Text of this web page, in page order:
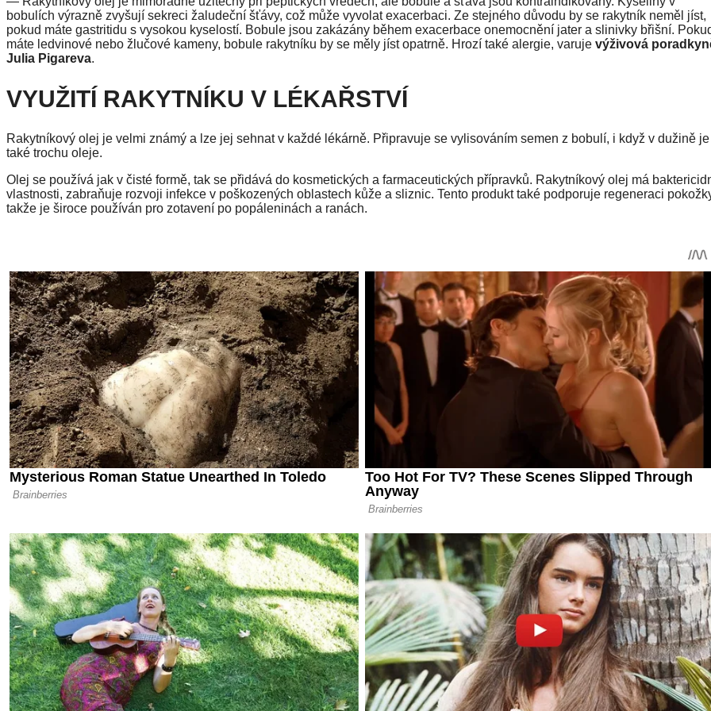
bobulích výrazně zvyšují sekreci žaludeční šťávy, což může vyvolat exacerbaci. Ze stejného důvodu by se rakytník neměl jíst,
pokud máte gastritidu s vysokou kyselostí. Bobule jsou zakázány během exacerbace onemocnění jater a slinivky břišní.
máte ledvinové nebo žlučové kameny, bobule rakytníku by se měly jíst opatrně. Hrozí také alergie, varuje výživová
Julia Pigareva.
VYUŽITÍ RAKYTNÍKU V LÉKAŘSTVÍ
Rakytníkový olej je velmi známý a lze jej sehnat v každé lékárně. Připravuje se vylisováním semen z bobulí, i když v dužině je
také trochu oleje.
Olej se používá jak v čisté formě, tak se přidává do kosmetických a farmaceutických přípravků. Rakytníkový olej má
vlastnosti, zabraňuje rozvoji infekce v poškozených oblastech kůže a sliznic. Tento produkt také podporuje regeneraci
takže je široce používán pro zotavení po popáleninách a ranách.